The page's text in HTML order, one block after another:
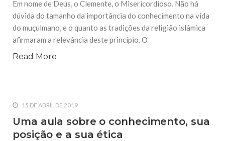
15 DE ABRIL DE 2019
Uma aula sobre o conhecimento, sua
posição e a sua ética
Imam Ali (A.S.) ao seu companheiro Kumail ibn Ziyad: “Ó
divino, um aprendiz no caminho
Em nome de Deus, o Clemente, o Misericordioso. Não há
do muçulmano, e o quanto as tradições da religião islâmica
afirmaram a relevância deste princípio. O
Em nome de Deus, o Clemente, o Misericordioso. Não há
dúvida do tamanho da importância do conhecimento na vida
do muçulmano, e o quanto as tradições da religião islâmica
afirmaram a relevância deste princípio. O
Read More
15 DE ABRIL DE 2019
Uma aula sobre o conhecimento, sua
posição e a sua ética